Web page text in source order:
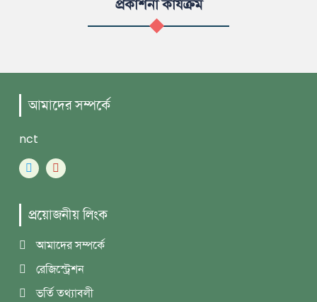
প্রকাশনা কার্যক্রম
আমাদের সম্পর্কে
nct
প্রয়োজনীয় লিংক
আমাদের সম্পর্কে
রেজিস্ট্রেশন
ভর্তি তথ্যাবলী